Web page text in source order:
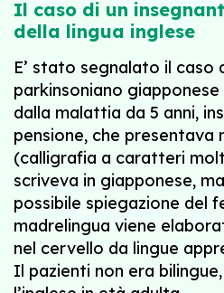
Il caso di un
della lingua inglese
E’ stato segnalato il caso
parkinsoniano
dalla malattia da 5 anni,
pensione, che
(calligrafia a caratteri
scriveva in giapponese,
possibile spiegazione del
madrelingua viene
nel cervello da lingue
Il pazienti non era